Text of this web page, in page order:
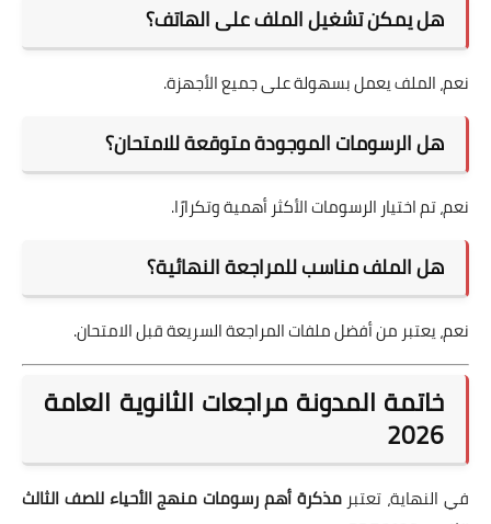
هل يمكن تشغيل الملف على الهاتف؟
نعم، الملف يعمل بسهولة على جميع الأجهزة.
هل الرسومات الموجودة متوقعة للامتحان؟
نعم، تم اختيار الرسومات الأكثر أهمية وتكرارًا.
هل الملف مناسب للمراجعة النهائية؟
نعم، يعتبر من أفضل ملفات المراجعة السريعة قبل الامتحان.
خاتمة المدونة مراجعات الثانوية العامة
2026
في النهاية، تعتبرمذكرة أهم رسومات منهج الأحياء للصف الثالث